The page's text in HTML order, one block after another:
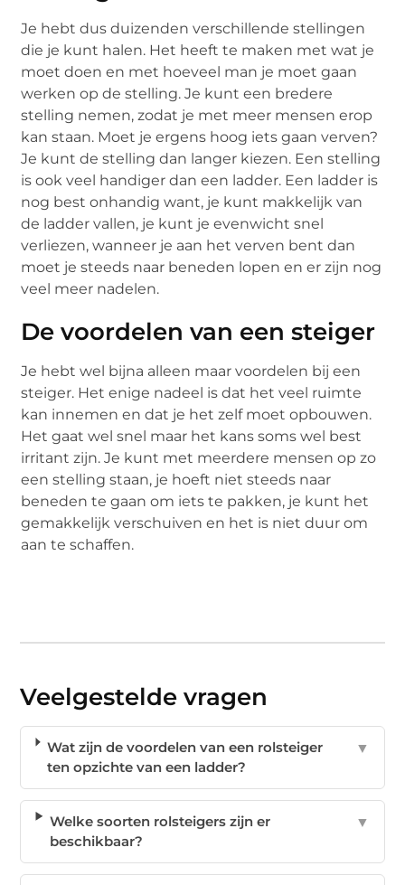
Je hebt dus duizenden verschillende stellingen
die je kunt halen. Het heeft te maken met wat je
moet doen en met hoeveel man je moet gaan
werken op de stelling. Je kunt een bredere
stelling nemen, zodat je met meer mensen erop
kan staan. Moet je ergens hoog iets gaan verven?
Je kunt de stelling dan langer kiezen. Een stelling
is ook veel handiger dan een ladder. Een ladder is
nog best onhandig want, je kunt makkelijk van
de ladder vallen, je kunt je evenwicht snel
verliezen, wanneer je aan het verven bent dan
moet je steeds naar beneden lopen en er zijn nog
veel meer nadelen.
De voordelen van een steiger
Je hebt wel bijna alleen maar voordelen bij een
steiger. Het enige nadeel is dat het veel ruimte
kan innemen en dat je het zelf moet opbouwen.
Het gaat wel snel maar het kans soms wel best
irritant zijn. Je kunt met meerdere mensen op zo
een stelling staan, je hoeft niet steeds naar
beneden te gaan om iets te pakken, je kunt het
gemakkelijk verschuiven en het is niet duur om
aan te schaffen.
Veelgestelde vragen
Wat zijn de voordelen van een rolsteiger
ten opzichte van een ladder?
▼
Welke soorten rolsteigers zijn er
beschikbaar?
▼